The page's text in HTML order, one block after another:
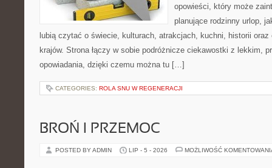
opowieści, który może
planujące rodzinny urlop,
lubią czytać o świecie, kulturach, atrakcjach, kuchni, historii
krajów. Strona łączy w sobie podróżnicze ciekawostki z lekkim,
opowiadania, dzięki czemu można tu […]
CATEGORIES: ROLA SNU W REGENERACJI
BROŃ I PRZEMOC
POSTED BY ADMIN LIP - 5 - 2026 MOŻLIWOŚĆ